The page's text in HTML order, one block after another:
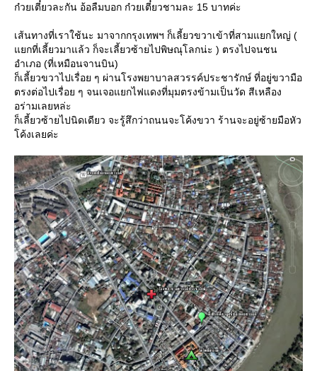
ก๋วยเตี๋ยวละกัน อ้อลืมบอก ก๋วยเตี๋ยวชามละ 15 บาทค่ะ
เส้นทางที่เราใช้นะ มาจากกรุงเทพฯ ก็เลี้ยวขวาเข้าที่สามแยกใหญ่ (
กที่เลี้ยวมาแล้ว ก็จะเลี้ยวซ้ายไปพิษณุโลกน่ะ ) ตรงไปจนชน
อำเภอ (ที่เหมือนจานบิน)
ก็เลี้ยวขวาไปเรื่อย ๆ ผ่านโรงพยาบาลสวรรค์ประชารักษ์ ที่อยู่ขวามือ
ตรงต่อไปเรื่อย ๆ จนเจอแยกไฟแดงที่มุมตรงข้ามเป็นวัด สีเหลือง
อร่ามเลยหล่ะ
ก็เลี้ยวซ้ายไปนิดเดียว จะรู้สึกว่าถนนจะโค้งขวา ร้านจะอยู่ซ้ายมือหัว
ค้งเลยค่ะ